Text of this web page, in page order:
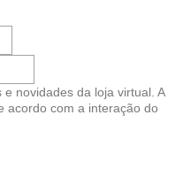
novidades da loja virtual. A
acordo com a interação do